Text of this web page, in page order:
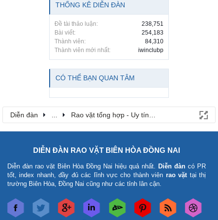
THỐNG KÊ DIỄN ĐÀN
Đề tài thảo luận:
238,751
Bài viết:
254,183
Thành viên:
84,310
Thành viên mới nhất:
iwinclubp
CÓ THỂ BẠN QUAN TÂM
Diễn đàn Rao vặt tổng hợp - Uy tín - Miễn phí
DIỄN ĐÀN RAO VẶT BIÊN HÒA ĐỒNG NAI
Diễn đàn rao vặt Biên Hòa Đồng Nai hiệu quả nhất. Diễn đàn có PR
tốt, index nhanh, đầy đủ các lĩnh vực cho thành viên rao vặt tại thị
trường Biên Hòa, Đồng Nai cũng như các tỉnh lân cận.